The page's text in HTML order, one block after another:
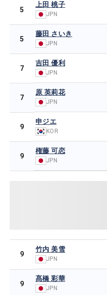
5
上田 桃子
JPN
5
藤田 さいき
JPN
7
吉田 優利
JPN
7
原 英莉花
JPN
9
申ジエ
KOR
9
権藤 可恋
JPN
9
竹内 美雪
JPN
9
髙橋 彩華
JPN